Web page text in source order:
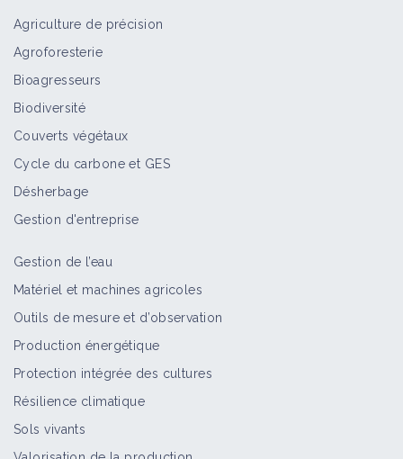
Agriculture de précision
Agroforesterie
Bioagresseurs
Biodiversité
Couverts végétaux
Cycle du carbone et GES
Désherbage
Gestion d'entreprise
Gestion de l’eau
Matériel et machines agricoles
Outils de mesure et d’observation
Production énergétique
Protection intégrée des cultures
Résilience climatique
Sols vivants